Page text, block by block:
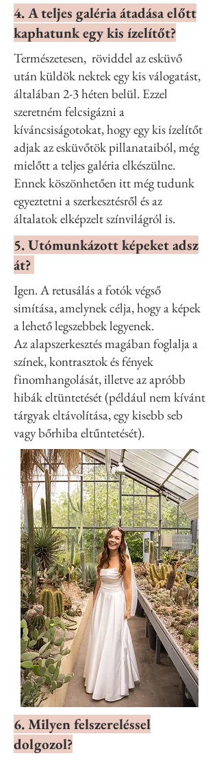
4. A teljes galéria átadása előtt
kaphatunk egy kis ízelítőt?
Természetesen, röviddel az esküvő
után küldök nektek egy kis válogatást,
általában 2-3 héten belül. Ezzel
szeretném felcsigázni a
kíváncsiságotokat, hogy egy kis ízelítőt
adjak az esküvőtök pillanataiból, még
mielőtt a teljes galéria elkészülne.
Ennek köszönhetően itt még tudunk
egyeztetni a szerkesztésről és az
általatok elképzelt színvilágról is.
5. Utómunkázott képeket adsz
át?
Igen. A retusálás a fotók végső
simítása, amelynek célja, hogy a képek
a lehető legszebbek legyenek.
Az alapszerkesztés magában foglalja a
színek, kontrasztok és fények
finomhangolását, illetve az apróbb
hibák eltüntetését (például nem kívánt
tárgyak eltávolítása, egy kisebb seb
vagy bőrhiba eltűntetését).
6. Milyen felszereléssel
dolgozol?